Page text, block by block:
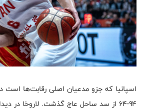
اسپانیا که جزو مدعیان اصلی رقابت‌ها
۹۴-۶۴ از سد ساحل عاج گذشت. لاروخا در